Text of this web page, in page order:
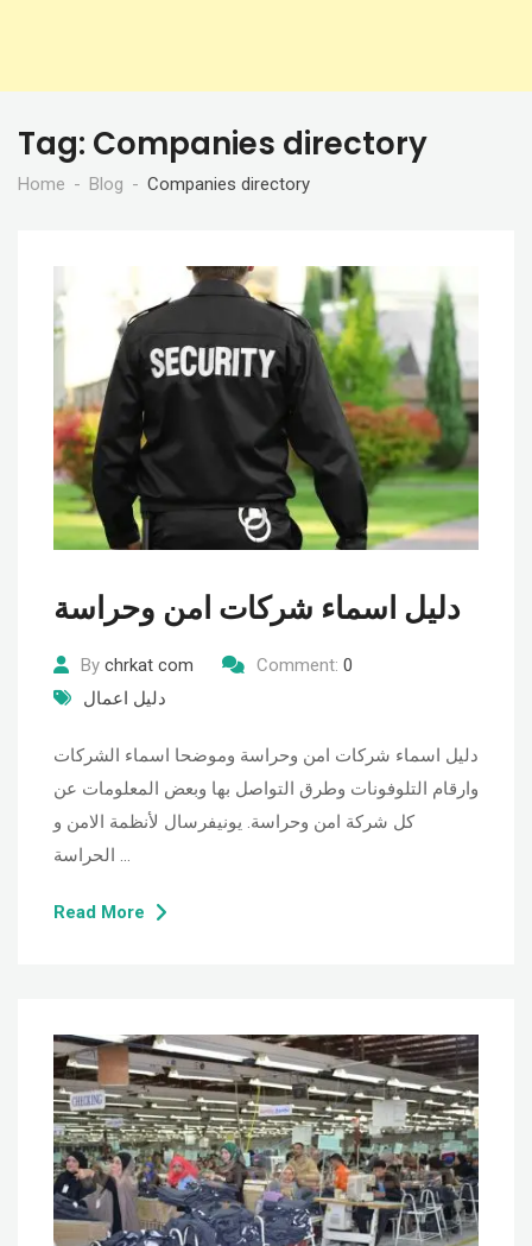
Tag: Companies directory
Home Blog Companies directory
دليل اسماء شركات امن وحراسة
By chrkat com Comment: 0
دليل اعمال
دليل اسماء شركات امن وحراسة وموضحا اسماء الشركات
وارقام التلوفونات وطرق التواصل بها وبعض المعلومات عن
كل شركة امن وحراسة. يونيفرسال لأنظمة الامن و
الحراسة …
Read More